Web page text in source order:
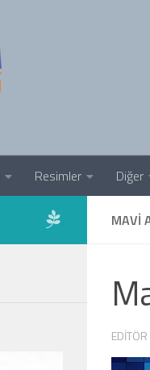
Resimler Diğer
MAVI
EDITÖR